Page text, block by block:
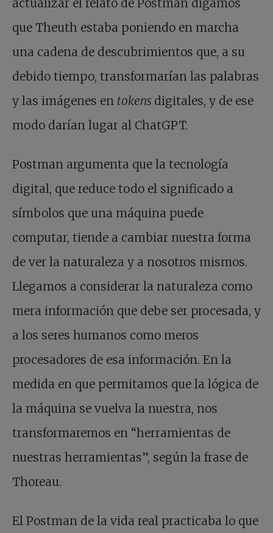
actualizar el relato de Postman digamos
que Theuth estaba poniendo en marcha
una cadena de descubrimientos que, a su
debido tiempo, transformarían las palabras
y las imágenes en tokens digitales, y de ese
modo darían lugar al ChatGPT.
Postman argumenta que la tecnología
digital, que reduce todo el significado a
símbolos que una máquina puede
computar, tiende a cambiar nuestra forma
de ver la naturaleza y a nosotros mismos.
Llegamos a considerar la naturaleza como
mera información que debe ser procesada, y
a los seres humanos como meros
procesadores de esa información. En la
medida en que permitamos que la lógica de
la máquina se vuelva la nuestra, nos
transformaremos en “herramientas de
nuestras herramientas”, según la frase de
Thoreau.
El Postman de la vida real practicaba lo que